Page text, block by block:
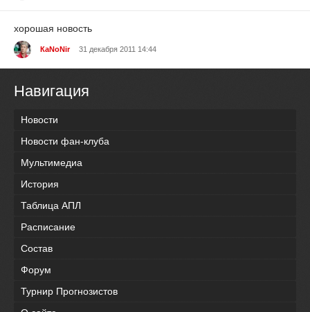
хорошая новость
КаNoNir 31 декабря 2011 14:44
Навигация
Новости
Новости фан-клуба
Мультимедиа
История
Таблица АПЛ
Расписание
Состав
Форум
Турнир Прогнозистов